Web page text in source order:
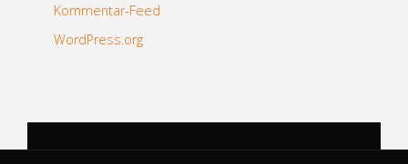
Kommentar-Feed
WordPress.org